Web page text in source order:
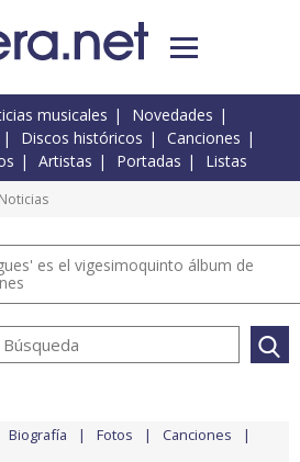
musicales
Novedades
Discos históricos
Canciones
Artistas Portadas Listas
es el vigesimoquinto álbum de
Biografía Fotos Canciones